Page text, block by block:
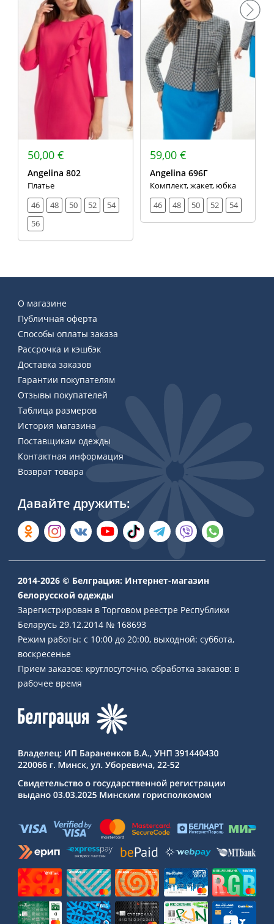
50,00 €
Angelina 802
Платье
46
48 50 52
54
56
59,00 €
Angelina 696Г
Комплект, жакет, юбка
46
48 50 52 54
О магазине
Публичная оферта
Способы оплаты заказа
Рассрочка и кэшбэк
Доставка заказов
Гарантии покупателям
Отзывы покупателей
Таблица размеров
История магазина
Поставщикам одежды
Контактная информация
Возврат товара
Давайте дружить:
2014-2026 © Белграция: Интернет-магазин
белорусской одежды
Зарегистрирован в Торговом реестре Республики
Беларусь 29.12.2014 № 168693
Режим работы: с 10:00 до 20:00, выходной: суббота,
воскресенье
Прием заказов: круглосуточно, обработка заказов: в
рабочее время